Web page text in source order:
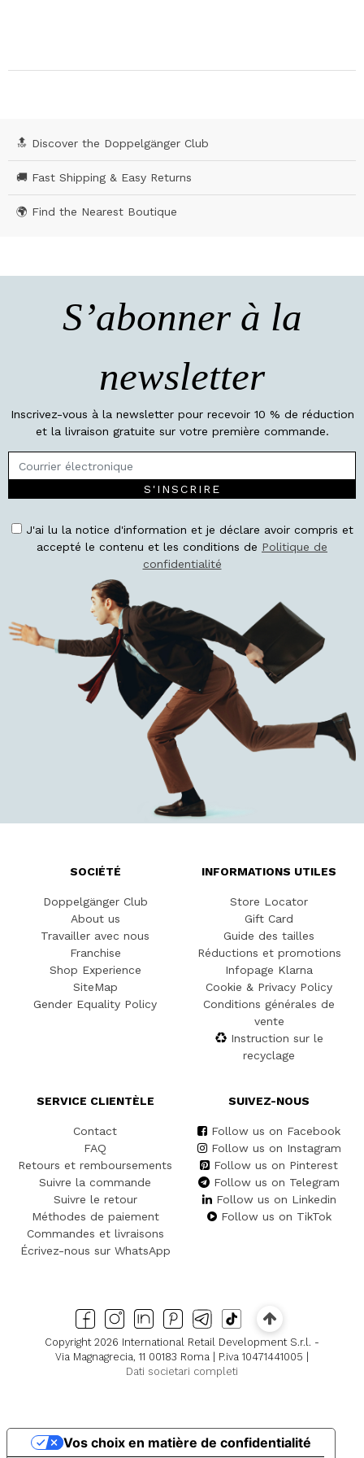
🔝 Discover the Doppelgänger Club
🚚 Fast Shipping & Easy Returns
🌍 Find the Nearest Boutique
S’abonner à la
newsletter
Inscrivez-vous à la newsletter pour recevoir 10 % de réduction
et la livraison gratuite sur votre première commande.
S'INSCRIRE
J'ai lu la notice d'information et je déclare avoir compris et
accepté le contenu et les conditions de Politique de
confidentialité
SOCIÉTÉ
Doppelgänger Club
About us
Travailler avec nous
Franchise
Shop Experience
SiteMap
Gender Equality Policy
INFORMATIONS UTILES
Store Locator
Gift Card
Guide des tailles
Réductions et promotions
Infopage Klarna
Cookie & Privacy Policy
Conditions générales de
vente
Instruction sur le
recyclage
SERVICE CLIENTÈLE
Contact
FAQ
Retours et remboursements
Suivre la commande
Suivre le retour
Méthodes de paiement
Commandes et livraisons
Écrivez-nous sur WhatsApp
SUIVEZ-NOUS
Follow us on Facebook
Follow us on Instagram
Follow us on Pinterest
Follow us on Telegram
Follow us on Linkedin
Follow us on TikTok
Copyright 2026 International Retail Development S.r.l. -
Via Magnagrecia, 11 00183 Roma | P.iva 10471441005 |
Dati societari completi
Vos choix en matière de confidentialité